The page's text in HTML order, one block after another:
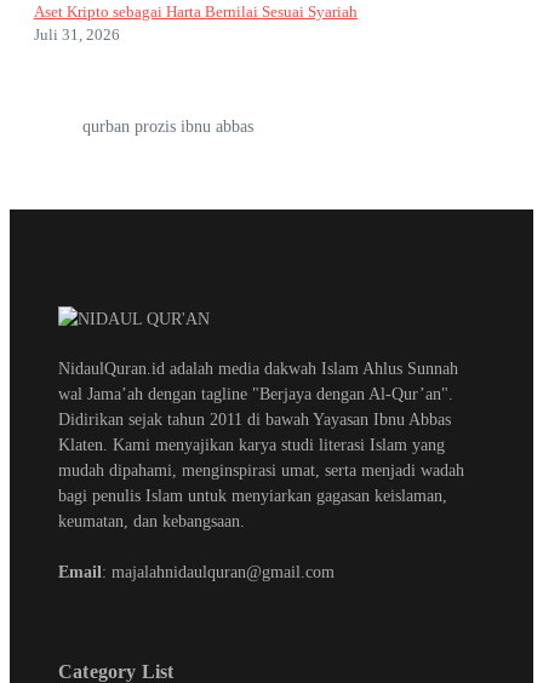
Aset Kripto sebagai Harta Bernilai Sesuai Syariah
Juli 31, 2026
qurban prozis ibnu abbas
NidaulQuran.id adalah media dakwah Islam Ahlus Sunnah
wal Jama’ah dengan tagline "Berjaya dengan Al-Qur’an".
Didirikan sejak tahun 2011 di bawah Yayasan Ibnu Abbas
Klaten. Kami menyajikan karya studi literasi Islam yang
mudah dipahami, menginspirasi umat, serta menjadi wadah
bagi penulis Islam untuk menyiarkan gagasan keislaman,
keumatan, dan kebangsaan.
Email: majalahnidaulquran@gmail.com
Category List